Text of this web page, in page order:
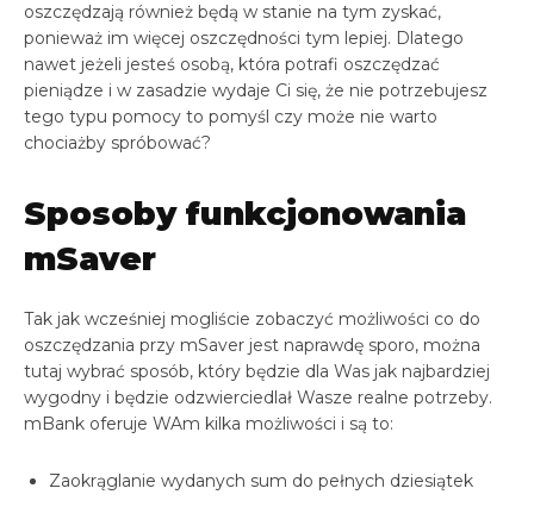
oszczędzają również będą w stanie na tym zyskać,
ponieważ im więcej oszczędności tym lepiej. Dlatego
nawet jeżeli jesteś osobą, która potrafi oszczędzać
pieniądze i w zasadzie wydaje Ci się, że nie potrzebujesz
tego typu pomocy to pomyśl czy może nie warto
chociażby spróbować?
Sposoby funkcjonowania
mSaver
Tak jak wcześniej mogliście zobaczyć możliwości co do
oszczędzania przy mSaver jest naprawdę sporo, można
tutaj wybrać sposób, który będzie dla Was jak najbardziej
wygodny i będzie odzwierciedlał Wasze realne potrzeby.
mBank oferuje WAm kilka możliwości i są to:
Zaokrąglanie wydanych sum do pełnych dziesiątek